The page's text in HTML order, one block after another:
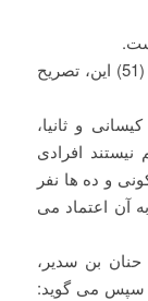
3- ضعیف است; چون، کیسانی مذهب است. (51) این، تصریح
و ثانیا،
افرادی
و ده ها نفر
آن اعتماد می
بن سدیر،
سپس می گوید: